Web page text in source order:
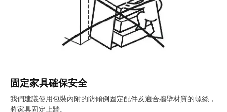
固定家具確保安全
我們建議使用包裝內附的防傾倒固定配件及適合牆壁材質的螺絲，
將家具固定上牆。